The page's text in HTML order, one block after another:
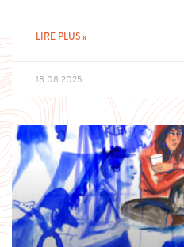
LIRE PLUS »
18.08.2025